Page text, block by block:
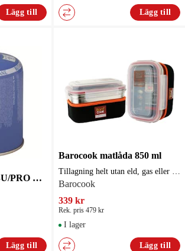
Lägg till Lägg till
PATRID CV470 BU/PRO VERS DUO ETIKET VB
Lägg till
Barocook matlåda 850 ml
Tillagning helt utan eld, gas eller elektricitet!
Barocook
339 kr
Rek. pris 479 kr
I lager
Lägg till